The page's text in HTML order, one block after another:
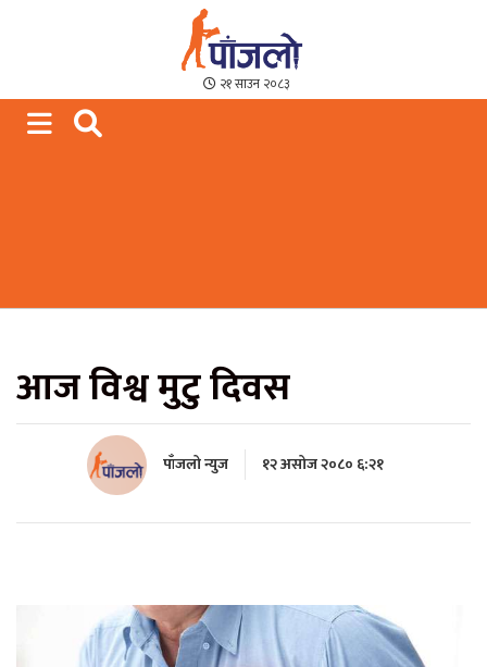
Paajalo News
We are from Far West Nepal
२१ साउन २०८३
आज विश्व मुटु दिवस
पाँजलो न्युज १२ असोज २०८० ६:२१